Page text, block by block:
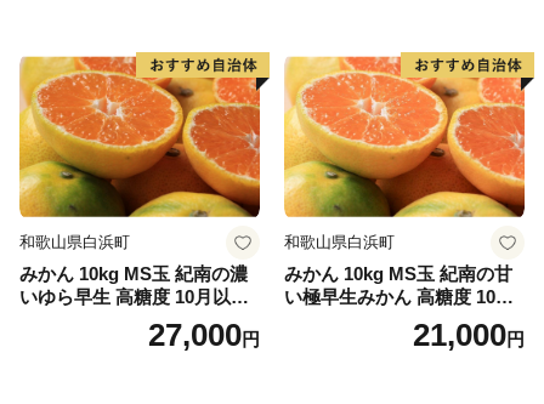
◆お問い合わせ先◆
==============================
鏡野町ふるさと納税コールセンター
TEL ：050-3355-7158
MAIL：o.kagamino@do-furusato.jp
受付時間：平日9:00〜17:15
==============================
和歌山県白浜町
みかん 10kg MS玉 紀南の濃
いゆら早生 高糖度 10月以降
発送 マルチ被覆栽培27,000円
和歌山県白浜町
みかん 10kg MS玉 紀南の甘
い極早生みかん 高糖度 10月
以降発送 マルチ被覆栽培
21,000円